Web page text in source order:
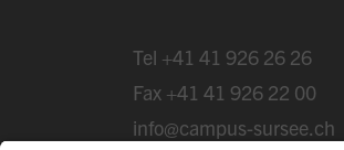
Tel +41 41 926 26 26
Fax +41 41 926 22 00
info@campus-sursee.ch